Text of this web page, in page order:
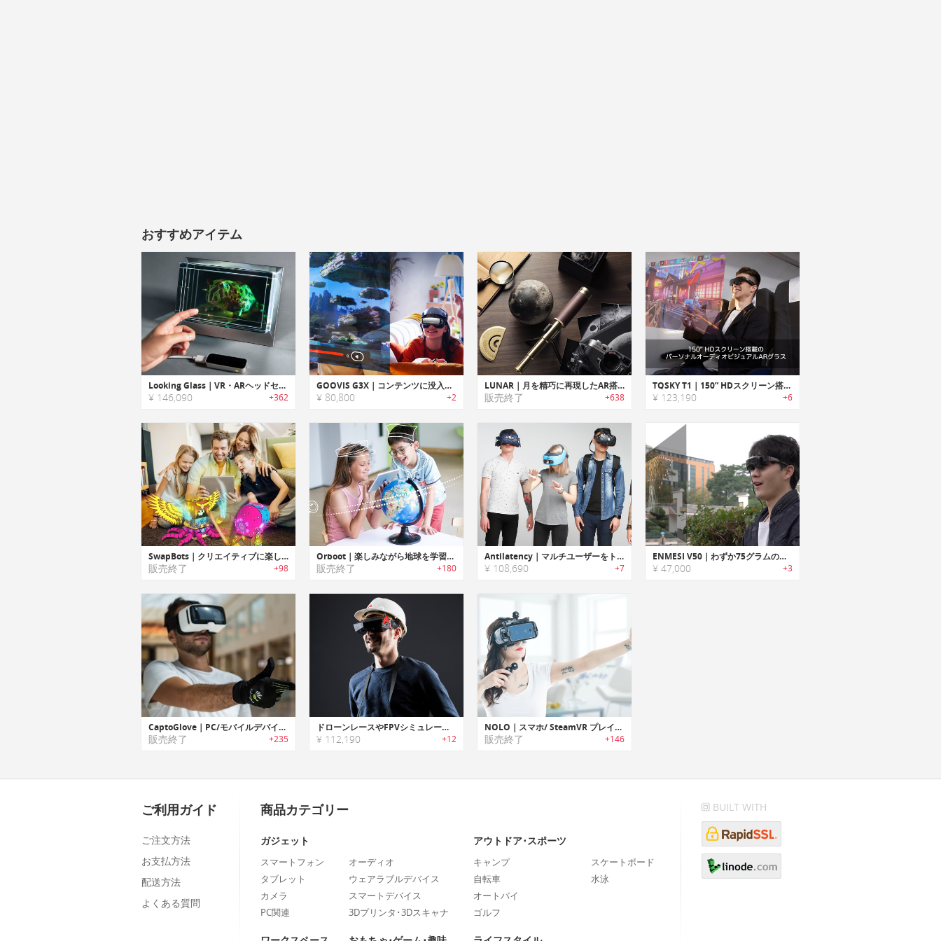
おすすめアイテム
Looking Glass｜VR・ARヘッドセットを使わずに3Dアートが楽しめるホログラフィックディスプレイ「ルッキンググラス」
¥ 146,090 +362
GOOVIS G3X｜コンテンツに没入できる超軽量ヘッドセット
¥ 80,800 +2
LUNAR｜月を精巧に再現したAR搭載ムーンモデル「ルナー」
販売終了 +638
TQSKY T1｜150” HDスクリーン搭載のパーソナルオーディオビジュアルARグラス
¥ 123,190 +6
SwapBots｜クリエイティブに楽しみながら学べるAR搭載ロボット「スワップボット」
販売終了 +98
Orboot｜楽しみながら地球を学習可能なAR（拡張現実）地球儀「オーブート」
販売終了 +180
Antilatency｜マルチユーザーをトラッキング可能なVR/ARトラッキングシステム「アンチレイテンシー」
¥ 108,690 +7
ENMESI V50｜わずか75グラムの超軽量設計で、最大210インチのディスプレイを表示可能なARグラス
¥ 47,000 +3
CaptoGlove｜PC/モバイルデバイス用ウェアラブルグローブコントローラー「キャプトグローブ」
販売終了 +235
ドローンレースやFPVシミュレーションに最適なゴーグル「FPV.One（FPVワン）」
¥ 112,190 +12
NOLO｜スマホ/ SteamVR プレイ用VRモーショントラッキングシステム「ノロ」
販売終了 +146
ご利用ガイド
ご注文方法
お支払方法
配送方法
よくある質問
商品カテゴリー
ガジェット
スマートフォン
タブレット
カメラ
PC関連
オーディオ
ウェアラブルデバイス
スマートデバイス
3Dプリンタ･3Dスキャナ
アウトドア･スポーツ
キャンプ
自転車
オートバイ
ゴルフ
スケートボード
水泳
BUILT WITH